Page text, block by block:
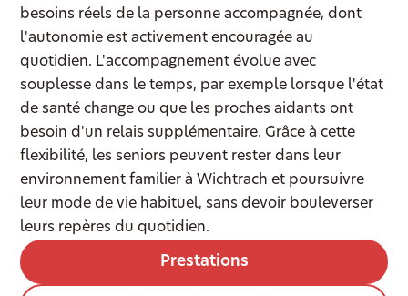
besoins réels de la personne accompagnée, dont
l'autonomie est activement encouragée au
quotidien. L'accompagnement évolue avec
souplesse dans le temps, par exemple lorsque l'état
de santé change ou que les proches aidants ont
besoin d'un relais supplémentaire. Grâce à cette
flexibilité, les seniors peuvent rester dans leur
environnement familier à Wichtrach et poursuivre
leur mode de vie habituel, sans devoir bouleverser
leurs repères du quotidien.
Prestations